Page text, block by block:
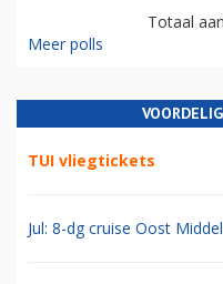
Totaal
Meer polls
TUI vliegtickets
Jul: 8-dg cruise Oost